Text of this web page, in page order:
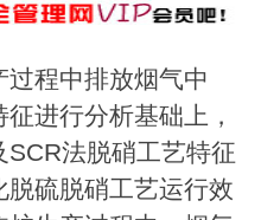
程中排放烟气中
进行分析基础上，
法脱硝工艺特征
硫脱硝工艺运行效